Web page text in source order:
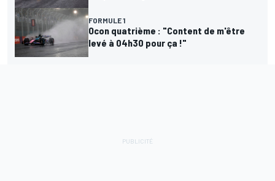
FORMULE 1
Ocon quatrième : "Content de m'être
levé à 04h30 pour ça !"